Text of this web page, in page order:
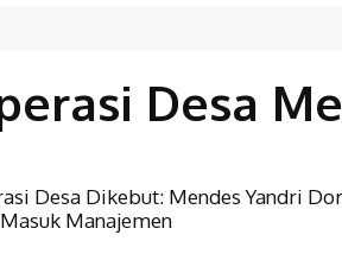
Desa
Desa Dikebut: Mendes Yandri
Manajemen